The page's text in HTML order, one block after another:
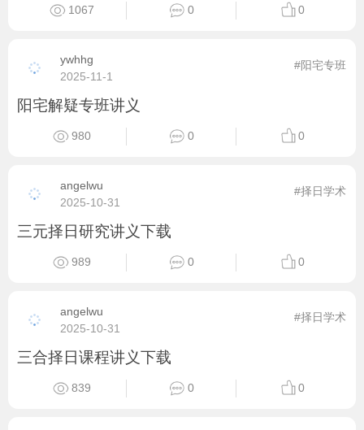
1067 0 0
ywhhg
2025-11-1
#阳宅专班
阳宅解疑专班讲义
980 0 0
angelwu
2025-10-31
#择日学术
三元择日研究讲义下载
989 0 0
angelwu
2025-10-31
#择日学术
三合择日课程讲义下载
839 0 0